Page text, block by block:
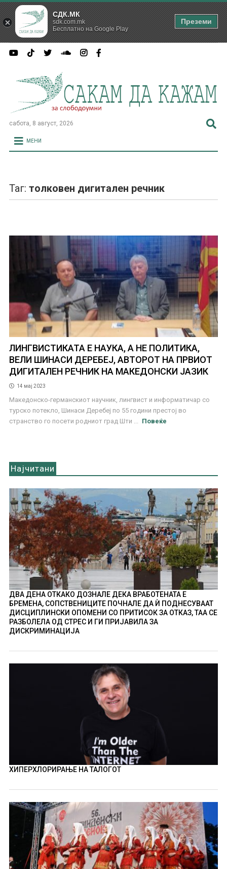
сабота, 8 август, 2026
МЕНИ
Таг: толковен дигитален речник
ЛИНГВИСТИКАТА Е НАУКА, А НЕ ПОЛИТИКА,
ВЕЛИ ШИНАСИ ДЕРЕБЕЈ, АВТОРОТ НА ПРВИОТ
ДИГИТАЛЕН РЕЧНИК НА МАКЕДОНСКИ ЈАЗИК
14 мај 2023
Македонско-германскиот научник, лингвист и информатичар со
турско потекло, Шинаси Деребеј по 55 години престој во
странство го посети родниот град Шти ...
Повеќе
Најчитани
ДВА ДЕНА ОТКАКО ДОЗНАЛЕ ДЕКА ВРАБОТЕНАТА Е
БРЕМЕНА, СОПСТВЕНИЦИТЕ ПОЧНАЛЕ ДА Ѝ ПОДНЕСУВААТ
ДИСЦИПЛИНСКИ ОПОМЕНИ СО ПРИТИСОК ЗА ОТКАЗ, ТАА СЕ
РАЗБОЛЕЛА ОД СТРЕС И ГИ ПРИЈАВИЛА ЗА
ДИСКРИМИНАЦИЈА
ХИПЕРХЛОРИРАЊЕ НА ТАЛОГОТ
СДК.МК
sdk.com.mk
Бесплатно на Google Play
Преземи